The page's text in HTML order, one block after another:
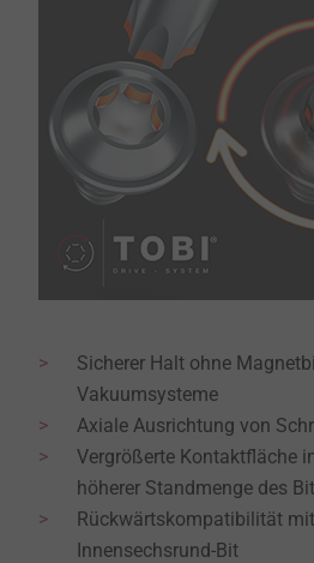
Sicherer Halt ohne
Vakuumsysteme
Axiale Ausrichtung von
Vergrößerte Kontaktfläche
höherer Standmenge des
Rückwärtskompatibilität
Innensechsrund-Bit